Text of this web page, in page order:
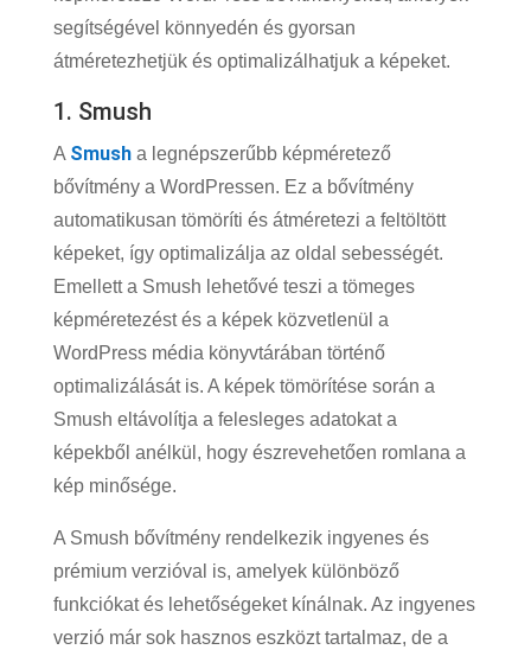
segítségével könnyedén és gyorsan
átméretezhetjük és optimalizálhatjuk a képeket.
1. Smush
A Smusha legnépszerűbb képméretező
bővítmény a WordPressen. Ez a bővítmény
automatikusan tömöríti és átméretezi a feltöltött
képeket, így optimalizálja az oldal sebességét.
Emellett a Smush lehetővé teszi a tömeges
képméretezést és a képek közvetlenül a
WordPress média könyvtárában történő
optimalizálását is. A képek tömörítése során a
Smush eltávolítja a felesleges adatokat a
képekből anélkül, hogy észrevehetően romlana a
kép minősége.
A Smush bővítmény rendelkezik ingyenes és
prémium verzióval is, amelyek különböző
funkciókat és lehetőségeket kínálnak. Az ingyenes
verzió már sok hasznos eszközt tartalmaz, de a